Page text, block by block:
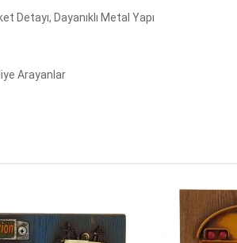
Detayı, Dayanıklı Metal Yapı
Arayanlar